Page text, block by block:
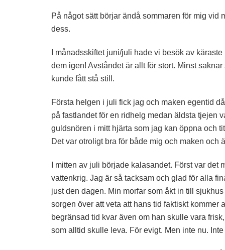
På något sätt börjar ändå sommaren för mig vid
dess.
I månadsskiftet juni/juli hade vi besök av
dem igen! Avståndet är allt för stort. Minst
kunde fått stå still.
Första helgen i juli fick jag och maken egentid
på fastlandet för en ridhelg medan äldsta tjejen
guldsnören i mitt hjärta som jag kan öppna och
Det var otroligt bra för både mig och maken och
I mitten av juli började kalasandet. Först var
vattenkrig. Jag är så tacksam och glad för alla
just den dagen. Min morfar som åkt in till
sorgen över att veta att hans tid faktiskt kommer
begränsad tid kvar även om han skulle vara
som alltid skulle leva. För evigt. Men inte nu.